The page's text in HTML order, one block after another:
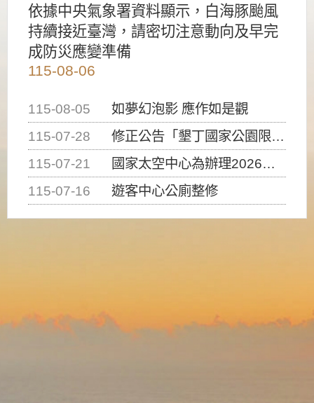
依據中央氣象署資料顯示，白海豚颱風
持續接近臺灣，請密切注意動向及早完
成防災應變準備
115-08-06
115-08-05
如夢幻泡影 應作如是觀
115-07-28
修正公告「墾丁國家公園限制水域遊憩活動之種類、範圍、時間及行為」，自即日生效。
115-07-21
國家太空中心為辦理2026台灣盃火箭競賽，陸、海、空域警戒及協調相關事宜，因颱風備案事宜
115-07-16
遊客中心公廁整修